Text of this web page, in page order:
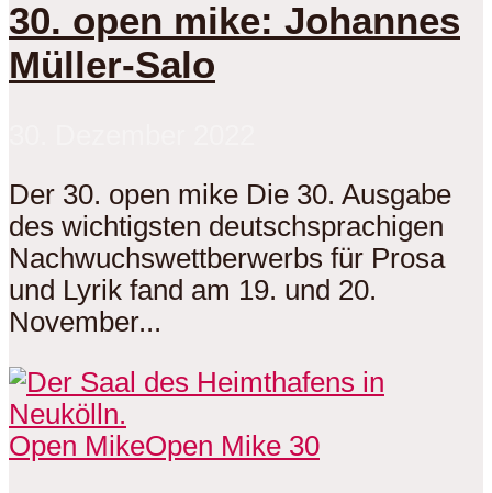
30. open mike: Johannes
Müller-Salo
Der 30. open mike Die 30. Ausgabe
des wichtigsten deutschsprachigen
Nachwuchswettberwerbs für Prosa
und Lyrik fand am 19. und 20.
November...
Open MikeOpen Mike 30